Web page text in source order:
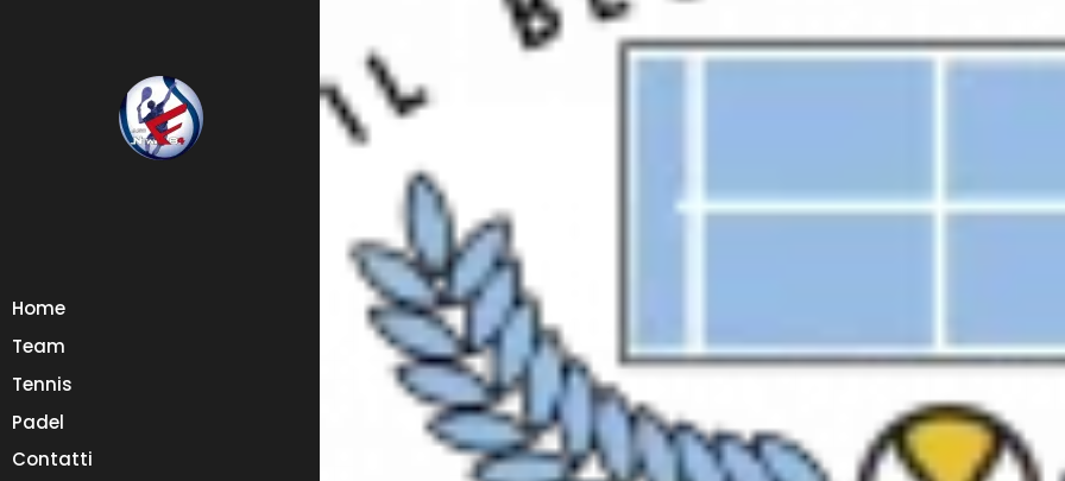
Home
Team
Tennis
Padel
Contatti